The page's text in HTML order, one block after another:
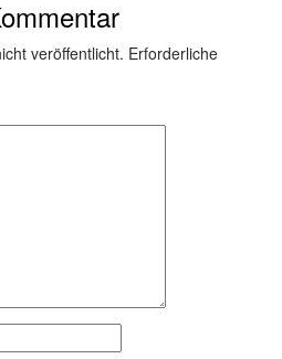
veröffentlicht. Erforderliche